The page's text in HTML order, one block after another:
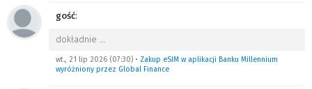
gość:
dokładnie …
wt., 21 lip 2026 (07:30) • Zakup eSIM w aplikacji Banku Millennium
wyróżniony przez Global Finance